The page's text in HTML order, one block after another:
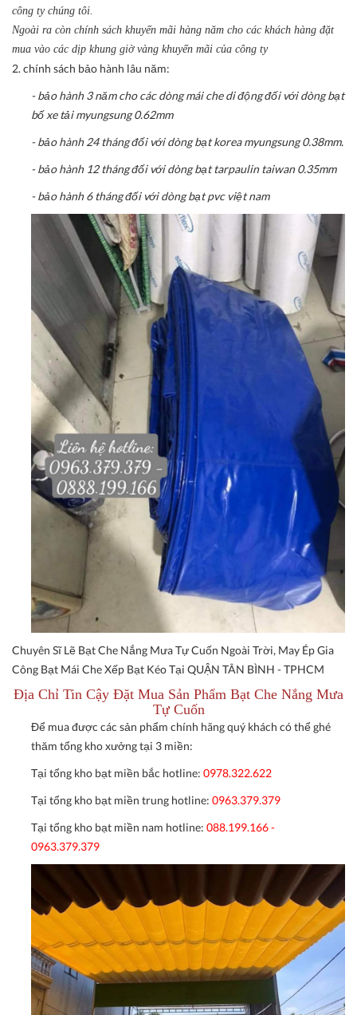
công ty chúng tôi.
Ngoài ra còn chính sách khuyến mãi hàng năm cho các khách hàng đặt
mua vào các dịp khung giờ vàng khuyến mãi của công ty
2. chính sách bảo hành lâu năm:
- bảo hành 3 năm cho các dòng mái che di động đối với dòng bạt
bố xe tải myungsung 0.62mm
- bảo hành 24 tháng đối với dòng bạt korea myungsung 0.38mm.
- bảo hành 12 tháng đối với dòng bạt tarpaulin taiwan 0.35mm
- bảo hành 6 tháng đối với dòng bạt pvc việt nam
Chuyên Sĩ Lẽ Bạt Che Nắng Mưa Tự Cuốn Ngoài Trời, May Ép Gia
Công Bạt Mái Che Xếp Bạt Kéo Tại QUẬN TÂN BÌNH - TPHCM
Địa Chỉ Tin Cậy Đặt Mua Sản Phẩm Bạt Che Nắng Mưa
Tự Cuốn
Để mua được các sản phẩm chính hãng quý khách có thể ghé
thăm tổng kho xưởng tại 3 miền:
Tại tổng kho bạt miền bắc hotline: 0978.322.622
Tại tổng kho bạt miền trung hotline: 0963.379.379
Tại tổng kho bạt miền nam hotline: 088.199.166 -
0963.379.379